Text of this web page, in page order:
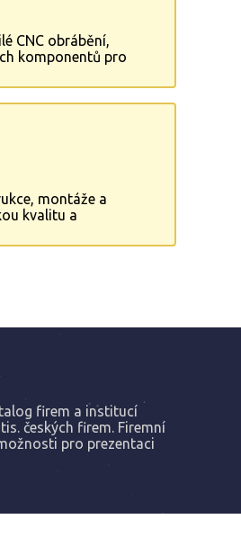
CNC obrábění,
komponentů pro
montáže a
kvalitu a
firem a institucí
českých firem. Firemní
pro prezentaci